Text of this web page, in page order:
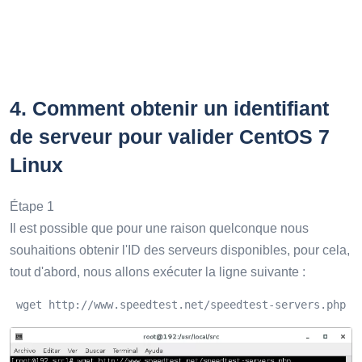
4. Comment obtenir un identifiant
de serveur pour valider CentOS 7
Linux
Étape 1
Il est possible que pour une raison quelconque nous
souhaitions obtenir l'ID des serveurs disponibles, pour cela,
tout d'abord, nous allons exécuter la ligne suivante :
wget http://www.speedtest.net/speedtest-servers.php